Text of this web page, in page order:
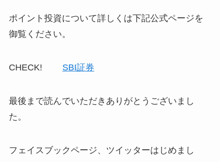
ポイント投資について詳しくは下記公式ページを
御覧ください。
CHECK! SBI証券
最後まで読んでいただきありがとうございまし
た。
フェイスブックページ、ツイッターはじめまし